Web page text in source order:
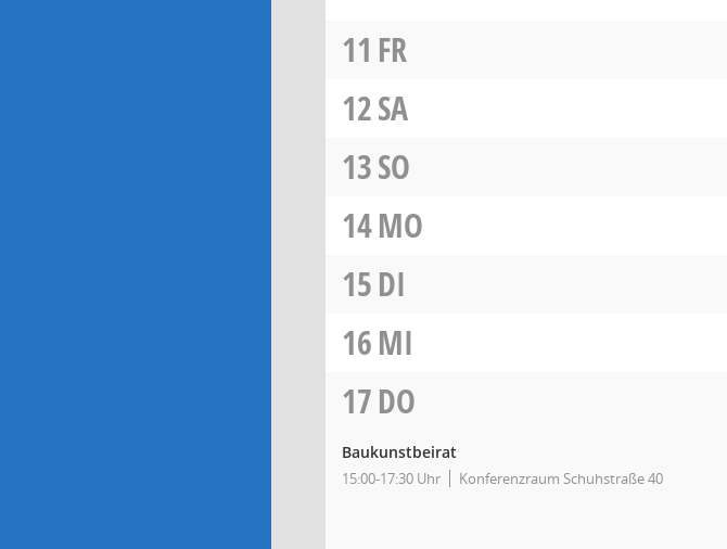
11 FR
12SA
13SO
14MO
15DI
16MI
17DO
Baukunstbeirat
15:00-17:30 Uhr Konferenzraum Schuhstraße 40